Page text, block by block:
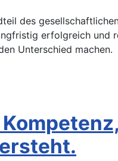
des
erfolgreich und
Unterschied machen.